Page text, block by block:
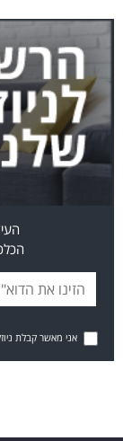
אני מאשר קבלת